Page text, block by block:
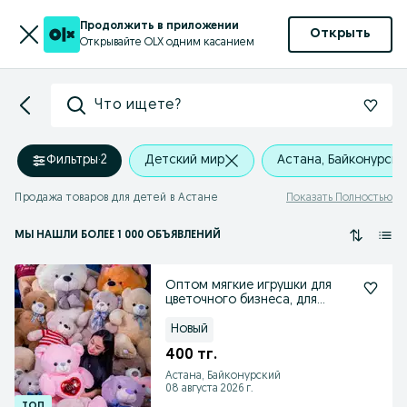
Продолжить в приложении
Открывайте OLX одним касанием
Открыть
Что ищете?
Фильтры·2 Детский мир Астана,
Продажа товаров для детей в Астане Показать Полностью
МЫ НАШЛИ БОЛЕЕ 1 000 ОБЪЯВЛЕНИЙ
Оптом мягкие игрушки для
цветочного бизнеса, для
Новый
400 тг.
Астана, Байконурский
08 августа 2026 г.